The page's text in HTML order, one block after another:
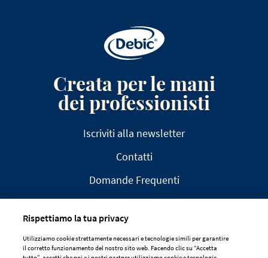
Creata per le mani
dei professionisti
Iscriviti alla newsletter
Contatti
Domande Frequenti
AVVISO LEGALE
Rispettiamo la tua privacy
Utilizziamo cookie strettamente necessari e tecnologie simili per garantire
il corretto funzionamento del nostro sito web. Facendo clic su “Accetta